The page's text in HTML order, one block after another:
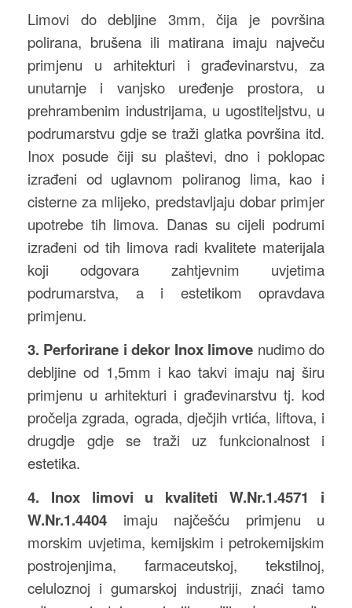
Limovi do debljine 3mm, čija je površina
polirana, brušena ili matirana imaju največu
primjenu u arhitekturi i građevinarstvu, za
unutarnje i vanjsko uređenje prostora, u
prehrambenim industrijama, u ugostiteljstvu, u
podrumarstvu gdje se traži glatka površina itd.
Inox posude čiji su plaštevi, dno i poklopac
izrađeni od uglavnom poliranog lima, kao i
cisterne za mlijeko, predstavljaju dobar primjer
upotrebe tih limova. Danas su cijeli podrumi
izrađeni od tih limova radi kvalitete materijala
koji odgovara zahtjevnim uvjetima
podrumarstva, a i estetikom opravdava
primjenu.
3. Perforirane i dekor Inox limove nudimo do
debljine od 1,5mm i kao takvi imaju naj širu
primjenu u arhitekturi i građevinarstvu tj. kod
pročelja zgrada, ograda, dječjih vrtića, liftova, i
drugdje gdje se traži uz funkcionalnost i
estetika.
4. Inox limovi u kvaliteti W.Nr.1.4571 i
W.Nr.1.4404 imaju najčešću primjenu u
morskim uvjetima, kemijskim i petrokemijskim
postrojenjima, farmaceutskoj, tekstilnoj,
celuloznoj i gumarskoj industriji, znaći tamo